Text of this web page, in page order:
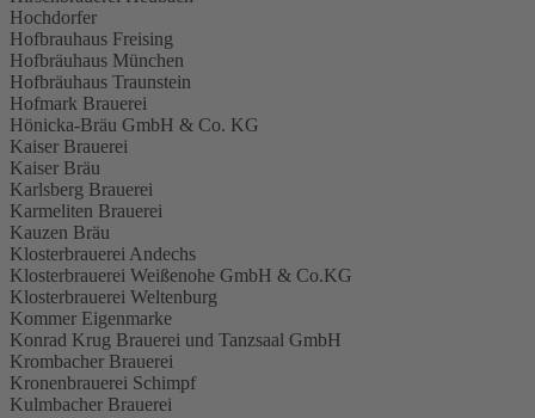
Hochdorfer
Hofbrauhaus Freising
Hofbräuhaus München
Hofbräuhaus Traunstein
Hofmark Brauerei
Hönicka-Bräu GmbH & Co. KG
Kaiser Brauerei
Kaiser Bräu
Karlsberg Brauerei
Karmeliten Brauerei
Kauzen Bräu
Klosterbrauerei Andechs
Klosterbrauerei Weißenohe GmbH & Co.KG
Klosterbrauerei Weltenburg
Kommer Eigenmarke
Konrad Krug Brauerei und Tanzsaal GmbH
Krombacher Brauerei
Kronenbrauerei Schimpf
Kulmbacher Brauerei